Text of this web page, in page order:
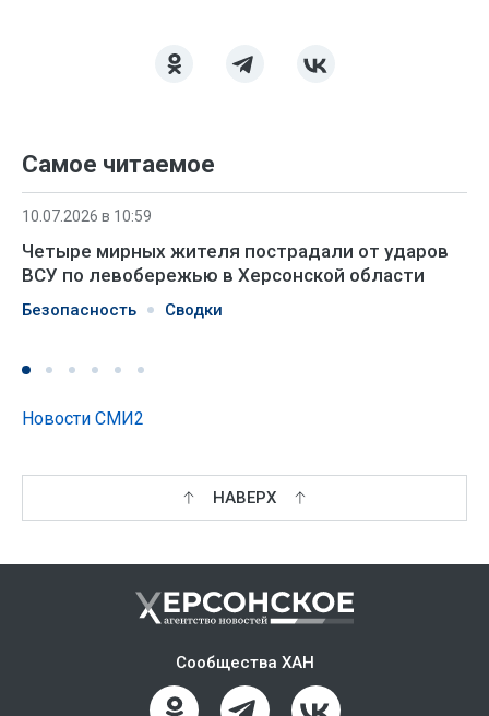
Самое читаемое
10.07.2026 в 10:59
Четыре мирных жителя пострадали от ударов
ВСУ по левобережью в Херсонской области
Безопасность Сводки
Новости СМИ2
НАВЕРХ
Сообщества ХАН